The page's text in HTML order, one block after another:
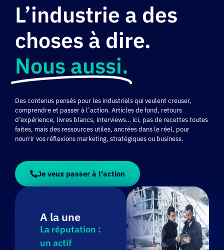
L’industrie a des
choses à dire.
Nous aussi.
Des contenus pensés pour les industriels qui veulent creuser,
comprendre et passer à l’action. Articles de fond, retours
d’expérience, livres blancs, interviews… ici, pas de recettes toutes
faites, mais des ressources utiles, ancrées dans le réel, pour
nourrir vos réflexions marketing, stratégiques ou business.
Je veux passer à l'action
A la une
La réputation :
un actif